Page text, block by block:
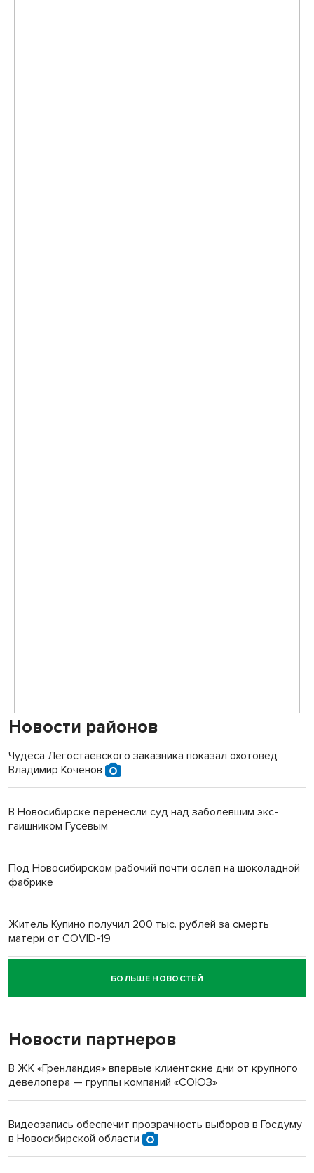
Новости районов
Чудеса Легостаевского заказника показал охотовед
Владимир Коченов
В Новосибирске перенесли суд над заболевшим экс-
гаишником Гусевым
Под Новосибирском рабочий почти ослеп на шоколадной
фабрике
Житель Купино получил 200 тыс. рублей за смерть
матери от COVID-19
Новосибирский суд наказал водителя за смерть
пенсионерки на вокзале
БОЛЬШЕ НОВОСТЕЙ
Новости партнеров
В ЖК «Гренландия» впервые клиентские дни от крупного
девелопера — группы компаний «СОЮЗ»
Видеозапись обеспечит прозрачность выборов в Госдуму
в Новосибирской области